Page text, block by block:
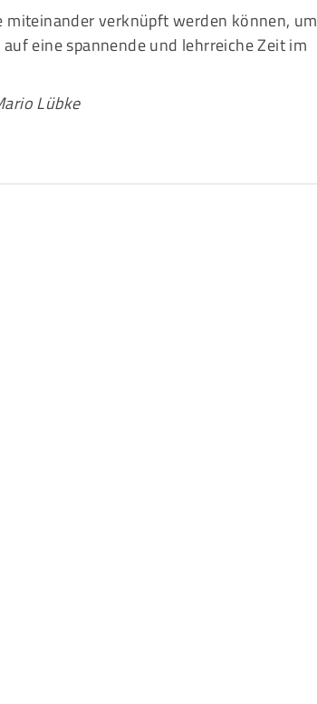
miteinander verknüpft werden können, um
eine spannende und lehrreiche Zeit im
Lübke